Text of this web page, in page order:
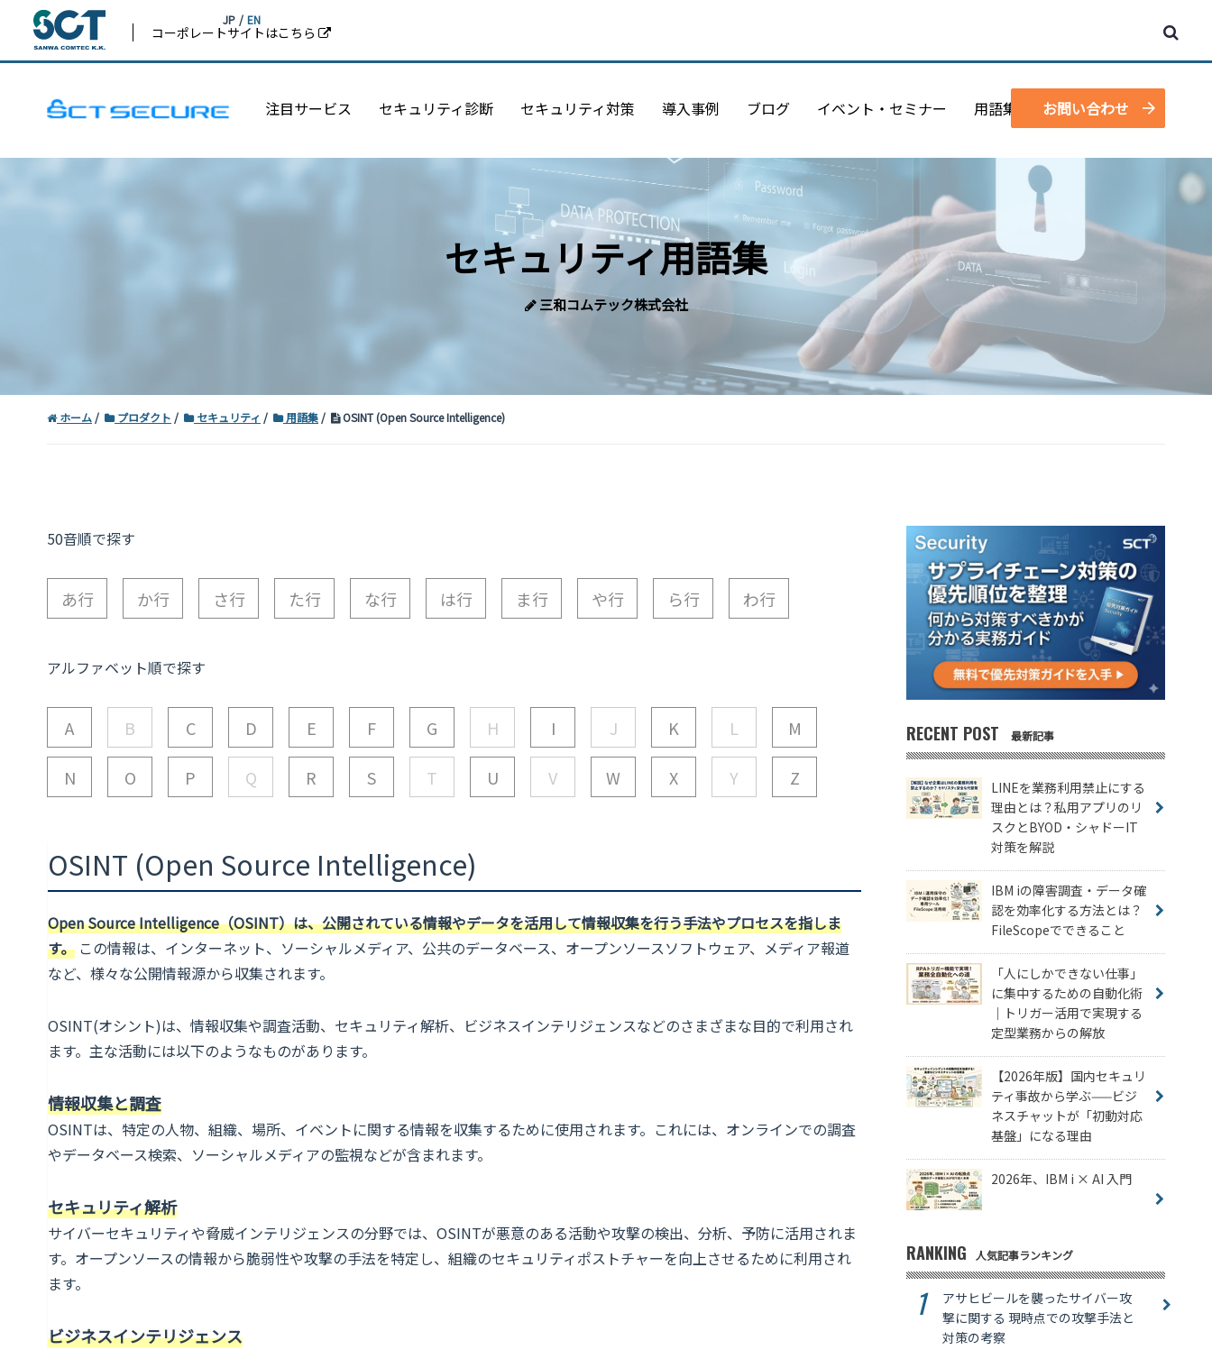
コーポレートサイトはこちら
JP / EN
注目サービス セキュリティ診断 セキュリティ対策 導入事例 ブログ イベント・セミナー 用語集 資料請求
お問い合わせ
セキュリティ用語集
三和コムテック株式会社
ホーム プロダクト セキュリティ 用語集 OSINT (Open Source Intelligence)
50音順で探す
あ行 か行 さ行 た行 な行 は行 ま行 や行 ら行 わ行
アルファベット順で探す
A B C D E F G H I J K L M
N O P Q R S T U V W X Y Z
OSINT (Open Source Intelligence)
Open Source Intelligence（OSINT）は、公開されている情報やデータを活用して情報収集を行う手法やプロセスを指しま
す。 この情報は、インターネット、ソーシャルメディア、公共のデータベース、オープンソースソフトウェア、メディア報道
など、様々な公開情報源から収集されます。
OSINT(オシント)は、情報収集や調査活動、セキュリティ解析、ビジネスインテリジェンスなどのさまざまな目的で利用され
ます。主な活動には以下のようなものがあります。
情報収集と調査
OSINTは、特定の人物、組織、場所、イベントに関する情報を収集するために使用されます。これには、オンラインでの調査
やデータベース検索、ソーシャルメディアの監視などが含まれます。
セキュリティ解析
サイバーセキュリティや脅威インテリジェンスの分野では、OSINTが悪意のある活動や攻撃の検出、分析、予防に活用されま
す。オープンソースの情報から脆弱性や攻撃の手法を特定し、組織のセキュリティポストチャーを向上させるために利用され
ます。
ビジネスインテリジェンス
RECENT POST 最新記事
LINEを業務利用禁止にする
理由とは？私用アプリのリ
スクとBYOD・シャドーIT
対策を解説
IBM iの障害調査・データ確
認を効率化する方法とは？
FileScopeでできること
「人にしかできない仕事」
に集中するための自動化術
｜トリガー活用で実現する
定型業務からの解放
【2026年版】国内セキュリ
ティ事故から学ぶ——ビジ
ネスチャットが「初動対応
基盤」になる理由
2026年、IBM i × AI 入門
RANKING 人気記事ランキング
アサヒビールを襲ったサイバー攻
撃に関する 現時点での攻撃手法と
対策の考察